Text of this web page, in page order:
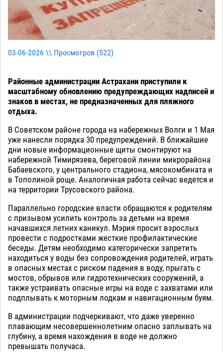
03-06-2026 \\ Просмотров (522)
Районные администрации Астрахани приступили к
масштабному обновлению предупреждающих надписей и
знаков в местах, не предназначенных для пляжного
отдыха.
В Советском районе города на набережных Волги и 1 Мая
уже нанесли порядка 30 предупреждений. В ближайшие
дни новые информационные щиты смонтируют на
набережной Тимирязева, береговой линии микрорайона
Бабаевского, у центрального стадиона, мясокомбината и
в Тополиной роще. Аналогичная работа сейчас ведется и
на территории Трусовского района.
Параллельно городские власти обращаются к родителям
с призывом усилить контроль за детьми на время
начавшихся летних каникул. Мэрия просит взрослых
провести с подростками жесткие профилактические
беседы. Детям необходимо категорически запретить
находиться у воды без сопровождения родителей, играть
в опасных местах с риском падения в воду, прыгать с
мостов, обрывов или гидротехнических сооружений, а
также устраивать опасные игры на воде с захватами или
подплывать к моторным лодкам и навигационным буям.
В администрации подчеркивают, что даже уверенно
плавающим несовершеннолетним опасно заплывать на
глубину, а время нахождения в воде не должно
превышать получаса.